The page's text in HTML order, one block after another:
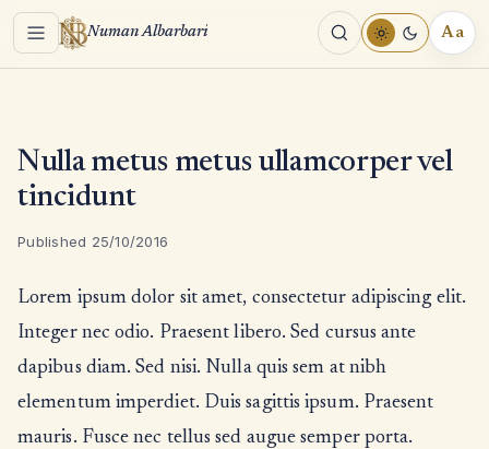
Menu Numan Albarbari Aa
Nulla metus metus ullamcorper vel
tincidunt
Published 25/10/2016
Lorem ipsum dolor sit amet, consectetur adipiscing elit.
Integer nec odio. Praesent libero. Sed cursus ante
dapibus diam. Sed nisi. Nulla quis sem at nibh
elementum imperdiet. Duis sagittis ipsum. Praesent
mauris. Fusce nec tellus sed augue semper porta.